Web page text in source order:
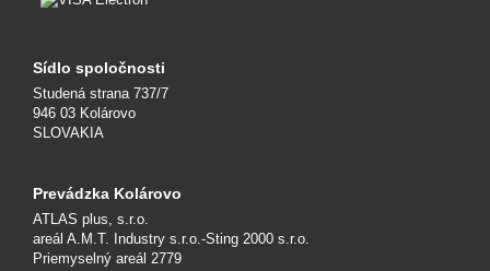
Sídlo spoločnosti
Studená strana 737/7
946 03 Kolárovo
SLOVAKIA
Prevádzka Kolárovo
ATLAS plus, s.r.o.
areál A.M.T. Industry s.r.o.-Sting 2000 s.r.o.
Priemyselný areál 2779